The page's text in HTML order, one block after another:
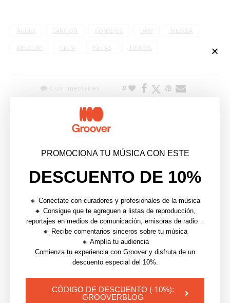
PISTA PISTAS TRUCOS
0 commentaires 0
JEAN RAMIREZ
article précédent
PLAYLIST | GROOVER HOT 10 — LA SELECCIÓN DE
DICIEMBRE DE 2021
article suivant
OBTENER VISIBILIDAD: BUENAS Y MALAS PRÁCTICAS
PARA PROMOCIONAR TU MÚSICA
YOU MAY ALSO LIKE
PROMOCIONA TU MÚSICA CON ESTE
DESCUENTO DE 10%
🔸 Conéctate con curadores y profesionales de la música
🔸 Consigue que te agreguen a listas de reproducción,
reportajes en medios de comunicación, emisoras de radio…
🔸 Recibe comentarios sinceros sobre tu música
🔸 Amplía tu audiencia
Comienza tu experiencia con Groover y disfruta de un
descuento especial del 10%.
CÓDIGO DE DESCUENTO (-10%):
GROOVERBLOG